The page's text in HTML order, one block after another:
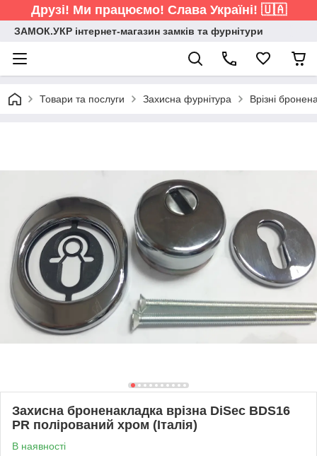
Друзі! Ми працюємо! Слава Україні! 🇺🇦
ЗАМОК.УКР інтернет-магазин замків та фурнітури
Товари та послуги Захисна фурнітура Врізні
Захисна броненакладка врізна DiSec ВDS16
PR полірований хром (Італія)
В наявності